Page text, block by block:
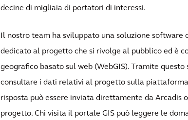
decine di migliaia di portatori di interessi.
Il nostro team ha sviluppato una soluzione software
dedicato al progetto che si rivolge al pubblico ed è
geografico basato sul web (WebGIS). Tramite
consultare i dati relativi al progetto sulla
risposta può essere inviata direttamente da Arcadis
progetto. Chi visita il portale GIS può leggere le